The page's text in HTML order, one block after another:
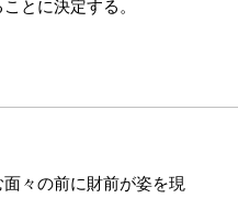
とに決定する。
々の前に財前が姿を現